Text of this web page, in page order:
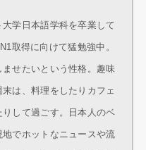
学日本語学科を卒業して
取得に向けて猛勉強中。
せたいという性格。趣味
は、料理をしたりカフェ
して過ごす。日本人のベ
でホットなニュースや流